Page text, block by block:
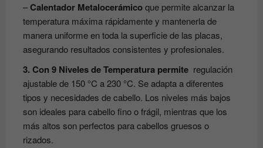
–Calentador Metalocerámicoque permite alcanzar la
temperatura máxima rápidamente y mantenerla de
manera uniforme en toda la superficie de las placas,
asegurando resultados consistentes y profesionales.
3. Con 9 Niveles de Temperatura permiteregulación
ajustable de 150 °C a 230 °C. Se adapta a diferentes
tipos y necesidades de cabello. Los niveles más bajos
son ideales para cabello fino o frágil, mientras que los
más altos son perfectos para cabellos gruesos o
rizados.